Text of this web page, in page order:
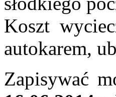
Koszt
autokarem,
Zapisywać